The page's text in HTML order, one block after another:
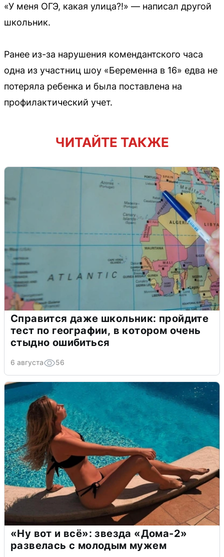
«У меня ОГЭ, какая улица?!» — написал другой
школьник.
Ранее из-за нарушения комендантского часа
одна из участниц шоу «Беременна в 16» едва не
потеряла ребенка и была поставлена на
профилактический учет.
ЧИТАЙТЕ ТАКЖЕ
Справится даже школьник: пройдите
тест по географии, в котором очень
стыдно ошибиться
6 августа 56
«Ну вот и всё»: звезда «Дома-2»
развелась с молодым мужем